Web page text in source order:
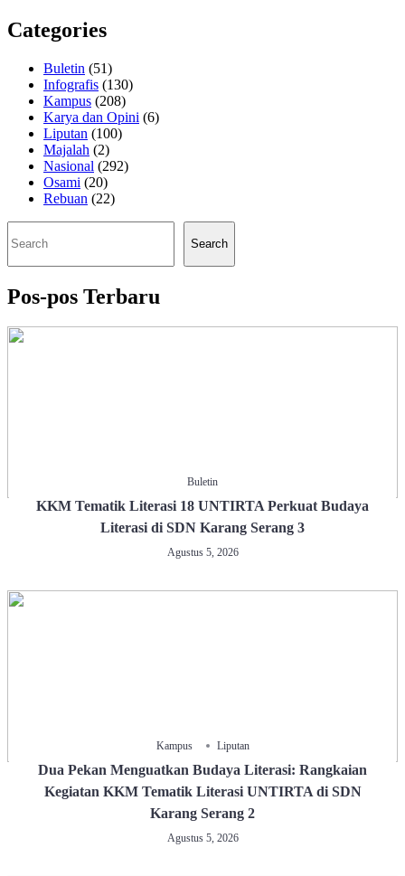
Categories
Buletin (51)
Infografis (130)
Kampus (208)
Karya dan Opini (6)
Liputan (100)
Majalah (2)
Nasional (292)
Osami (20)
Rebuan (22)
Search
Pos-pos Terbaru
Buletin
KKM Tematik Literasi 18 UNTIRTA Perkuat Budaya
Literasi di SDN Karang Serang 3
Agustus 5, 2026
Kampus Liputan
Dua Pekan Menguatkan Budaya Literasi: Rangkaian
Kegiatan KKM Tematik Literasi UNTIRTA di SDN
Karang Serang 2
Agustus 5, 2026